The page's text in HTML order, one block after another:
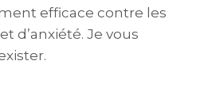
efficace contre les
d’anxiété. Je vous